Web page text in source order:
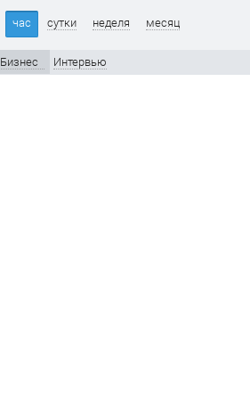
час сутки неделя месяц
Бизнес Интервью